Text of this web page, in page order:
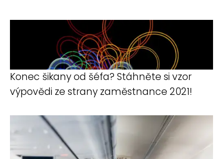
Konec šikany od šéfa? Stáhněte si vzor
výpovědi ze strany zaměstnance 2021!